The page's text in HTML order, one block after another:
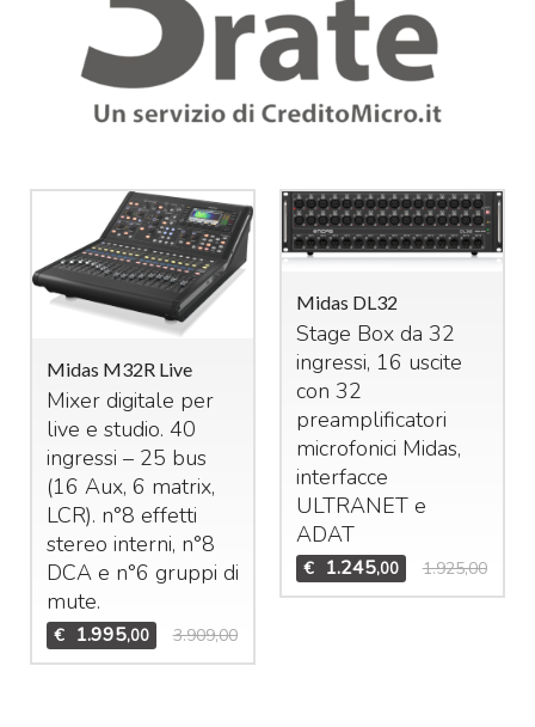
Midas M32R Live
Mixer digitale per
live e studio. 40
ingressi – 25 bus
(16 Aux, 6 matrix,
LCR). n°8 effetti
stereo interni, n°8
DCAe n°6 gruppi di
mute.
€ 1.995,00 3.909,00
Midas DL32
Stage Box da 32
ingressi, 16 uscite
con 32
preamplificatori
microfonici Midas,
interfacce
ULTRANETe
ADAT
€ 1.245,00 1.925,00